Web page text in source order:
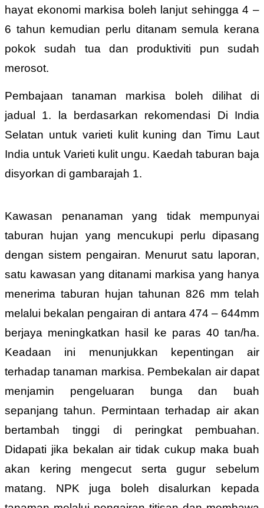
hayat ekonomi markisa boleh lanjut sehingga 4 –
6 tahun kemudian perlu ditanam semula kerana
pokok sudah tua dan produktiviti pun sudah
merosot.
Pembajaan tanaman markisa boleh dilihat di
jadual 1. la berdasarkan rekomendasi Di India
Selatan untuk varieti kulit kuning dan Timu Laut
India untuk Varieti kulit ungu. Kaedah taburan baja
disyorkan di gambarajah 1.
Kawasan penanaman yang tidak mempunyai
taburan hujan yang mencukupi perlu dipasang
dengan sistem pengairan. Menurut satu laporan,
satu kawasan yang ditanami markisa yang hanya
menerima taburan hujan tahunan 826 mm telah
melalui bekalan pengairan di antara 474 – 644mm
berjaya meningkatkan hasil ke paras 40 tan/ha.
Keadaan ini menunjukkan kepentingan air
terhadap tanaman markisa. Pembekalan air dapat
menjamin pengeluaran bunga dan buah
sepanjang tahun. Permintaan terhadap air akan
bertambah tinggi di peringkat pembuahan.
Didapati jika bekalan air tidak cukup maka buah
akan kering mengecut serta gugur sebelum
matang. NPK juga boleh disalurkan kepada